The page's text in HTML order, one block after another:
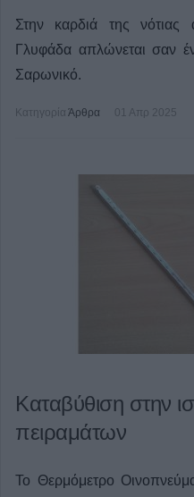
Στην καρδιά της νότιας
Γλυφάδα απλώνεται σαν
Σαρωνικό.
Κατηγορία Άρθρα 01 Απρ 2025
Καταβύθιση στην
πειραμάτων
Το Θερμόμετρο